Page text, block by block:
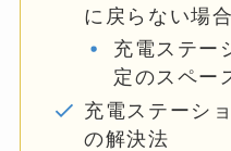
に戻らない場
充電ステー
定のスペー
充電ステーシ
の解決法